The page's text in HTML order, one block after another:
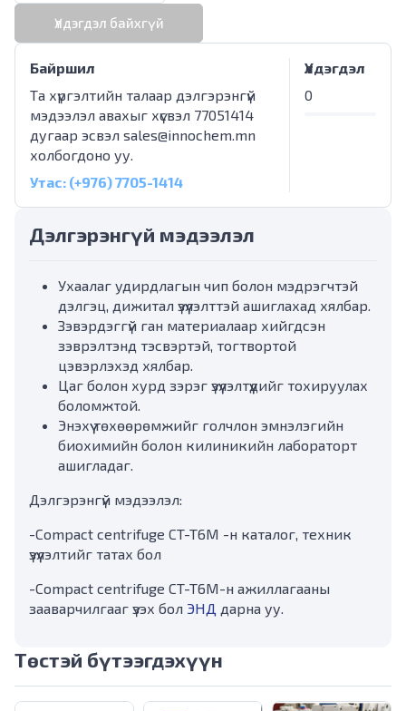
Үлдэгдэл байхгүй
Байршил
Та хүргэлтийн талаар дэлгэрэнгүй
мэдээлэл авахыг хүсвэл 77051414
дугаар эсвэл sales@innochem.mn
холбогдоно уу.
Утас: (+976) 7705-1414
Үлдэгдэл
0
Дэлгэрэнгүй мэдээлэл
Ухаалаг удирдлагын чип болон мэдрэгчтэй
дэлгэц, дижитал үзүүлэлттэй ашиглахад хялбар.
Зэвэрдэггүй ган материалаар хийгдсэн
зэврэлтэнд тэсвэртэй, тогтвортой
цэвэрлэхэд хялбар.
Цаг болон хурд зэрэг үзүүлэлтүүдийг тохируулах
боломжтой.
Энэхүү төхөөрөмжийг голчлон эмнэлэгийн
биохимийн болон килиникийн лабораторт
ашигладаг.
Дэлгэрэнгүй мэдээлэл:
-Compact centrifuge CT-T6M -н каталог, техник
үзүүлэлтийг татах бол
-Compact centrifuge CT-T6M-н ажиллагааны
зааварчилгааг үзэх бол ЭНД дарна уу.
Төстэй бүтээгдэхүүн